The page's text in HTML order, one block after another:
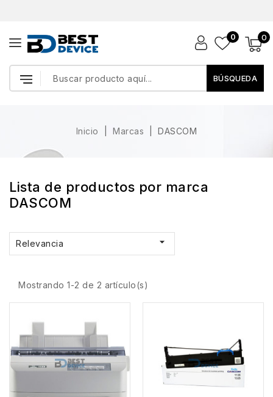
0
0
BÚSQUEDA
Inicio Marcas DASCOM
Lista de productos por marca
DASCOM
Relevancia 
Mostrando 1-2 de 2 artículo(s)